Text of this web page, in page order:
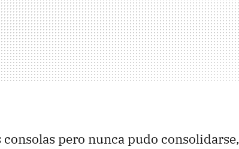
consolas pero nunca pudo consolidarse,